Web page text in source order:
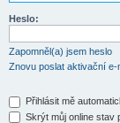
Heslo:
Zapomněl(a) jsem heslo
Znovu poslat aktivační e-
Přihlásit mě
Skrýt můj online stav